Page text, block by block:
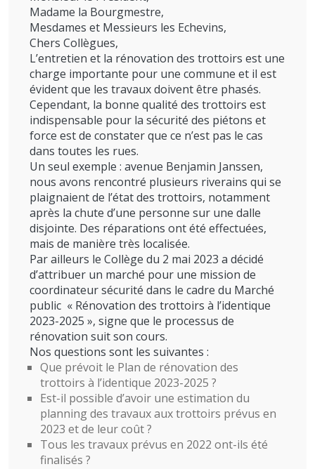
Madame la Bourgmestre,
Mesdames et Messieurs les Echevins,
Chers Collègues,
L’entretien et la rénovation des trottoirs est une
charge importante pour une commune et il est
évident que les travaux doivent être phasés.
Cependant, la bonne qualité des trottoirs est
indispensable pour la sécurité des piétons et
force est de constater que ce n’est pas le cas
dans toutes les rues.
Un seul exemple : avenue Benjamin Janssen,
nous avons rencontré plusieurs riverains qui se
plaignaient de l’état des trottoirs, notamment
après la chute d’une personne sur une dalle
disjointe. Des réparations ont été effectuées,
mais de manière très localisée.
Par ailleurs le Collège du 2 mai 2023 a décidé
d’attribuer un marché pour une mission de
coordinateur sécurité dans le cadre du Marché
public « Rénovation des trottoirs à l’identique
2023-2025 », signe que le processus de
rénovation suit son cours.
Nos questions sont les suivantes :
Que prévoit le Plan de rénovation des
trottoirs à l’identique 2023-2025 ?
Est-il possible d’avoir une estimation du
planning des travaux aux trottoirs prévus en
2023 et de leur coût ?
Tous les travaux prévus en 2022 ont-ils été
finalisés ?